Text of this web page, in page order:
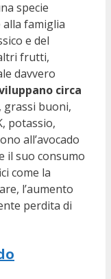
specie
famiglia
e del
frutti,
davvero
circa
grassi buoni,
potassio,
all’avocado
il suo consumo
come la
l’aumento
perdita di